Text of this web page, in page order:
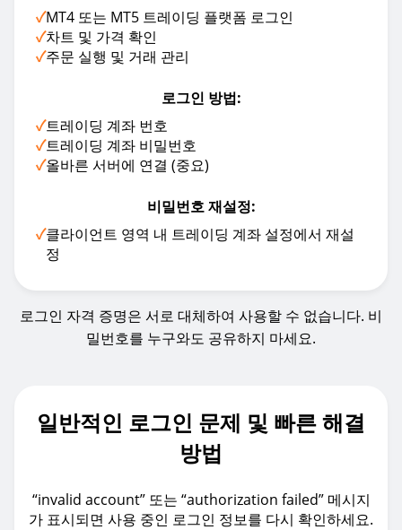
✓MT4 또는 MT5 트레이딩 플랫폼 로그인
✓차트 및 가격 확인
✓주문 실행 및 거래 관리
로그인 방법:
✓트레이딩 계좌 번호
✓트레이딩 계좌 비밀번호
✓올바른 서버에 연결 (중요)
비밀번호 재설정:
✓클라이언트 영역 내 트레이딩 계좌 설정에서 재설
정
로그인 자격 증명은 서로 대체하여 사용할 수 없습니다. 비
밀번호를 누구와도 공유하지 마세요.
일반적인 로그인 문제 및 빠른 해결
방법
“invalid account” 또는 “authorization failed” 메시지
가 표시되면 사용 중인 로그인 정보를 다시 확인하세요.